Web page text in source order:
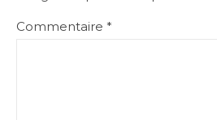
Commentaire *